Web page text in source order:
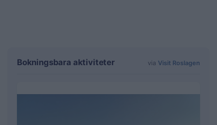
Bokningsbara aktiviteter via Visit Roslagen